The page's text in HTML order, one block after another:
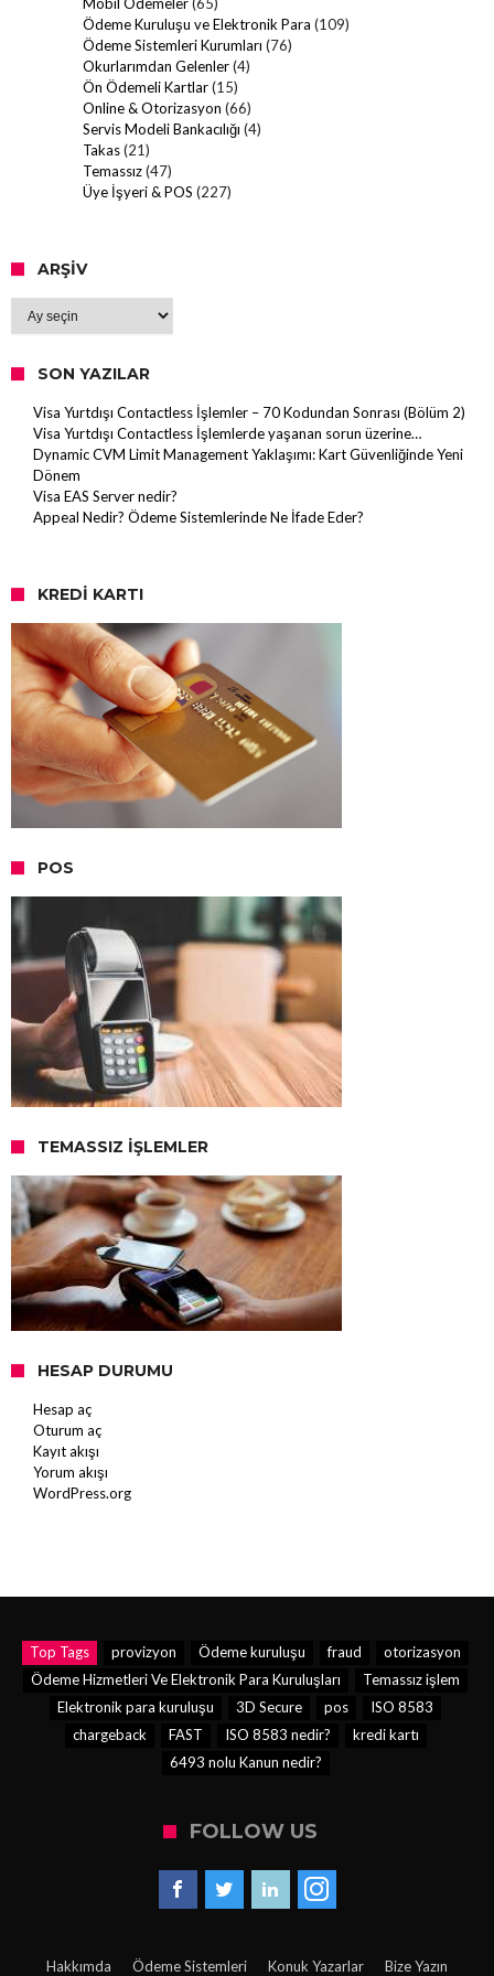
Mobil Ödemeler(65)
Ödeme Kuruluşu ve Elektronik Para (109)
Ödeme Sistemleri Kurumları (76)
Okurlarımdan Gelenler(4)
Ön Ödemeli Kartlar(15)
Online & Otorizasyon (66)
Servis Modeli Bankacılığı (4)
Takas(21)
Temassız(47)
Üye İşyeri & POS (227)
ARŞIV
Arşiv
SON YAZILAR
Visa Yurtdışı Contactless İşlemler – 70 Kodundan Sonrası (Bölüm 2)
Visa Yurtdışı Contactless İşlemlerde yaşanan sorun üzerine…
Dynamic CVM Limit Management Yaklaşımı: Kart Güvenliğinde Yeni
Dönem
Visa EAS Server nedir?
Appeal Nedir? Ödeme Sistemlerinde Ne İfade Eder?
KREDI KARTI
POS
TEMASSIZ İŞLEMLER
HESAP DURUMU
Hesap aç
Oturum aç
Kayıt akışı
Yorum akışı
WordPress.org
Top Tags provizyon Ödeme kuruluşu fraud
otorizasyon
Ödeme Hizmetleri Ve Elektronik Para Kuruluşları
Temassız işlem
Elektronik para kuruluşu
3D Secure pos
ISO 8583
chargeback
FAST ISO 8583 nedir?
kredi kartı
6493 nolu Kanun nedir?
FOLLOW US
Hakkımda Ödeme Sistemleri Konuk Yazarlar Bize Yazın